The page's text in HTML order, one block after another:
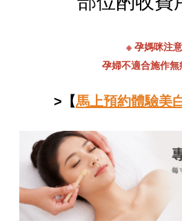
※ 孕媽咪注意
孕婦不適合施作無
>【馬上預約體驗美